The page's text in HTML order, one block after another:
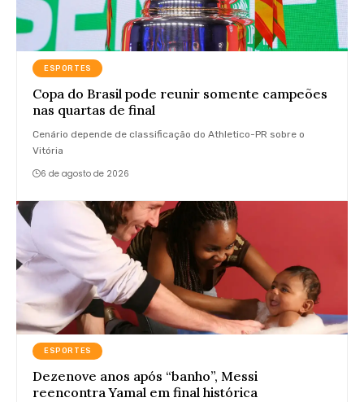
ESPORTES
Copa do Brasil pode reunir somente campeões
nas quartas de final
Cenário depende de classificação do Athletico-PR sobre o
Vitória
6 de agosto de 2026
ESPORTES
Dezenove anos após “banho”, Messi
reencontra Yamal em final histórica